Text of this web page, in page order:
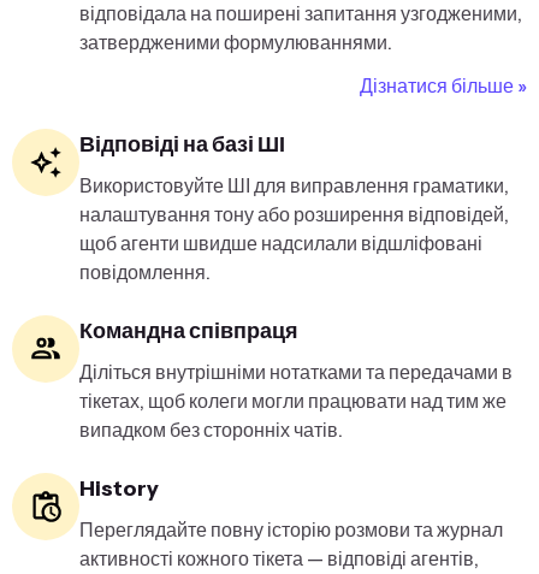
відповідала на поширені запитання узгодженими,
затвердженими формулюваннями.
Дізнатися більше »
Відповіді на базі ШІ
Використовуйте ШІ для виправлення граматики,
налаштування тону або розширення відповідей,
щоб агенти швидше надсилали відшліфовані
повідомлення.
Командна співпраця
Діліться внутрішніми нотатками та передачами в
тікетах, щоб колеги могли працювати над тим же
випадком без сторонніх чатів.
History
Переглядайте повну історію розмови та журнал
активності кожного тікета — відповіді агентів,